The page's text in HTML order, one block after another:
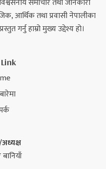
समाचार तथा जानकारी
आर्थिक तथा प्रवासी नेपालीका
गर्नु हाम्रो मुख्य उद्देश्य हो।